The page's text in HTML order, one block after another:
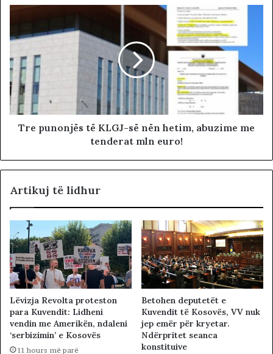
Tre punonjës të KLGJ-së nën hetim, abuzime me
tenderat mln euro!
Artikuj të lidhur
Lëvizja Revolta proteston
para Kuvendit: Lidheni
vendin me Amerikën, ndaleni
‘serbizimin’ e Kosovës
11 hours më parë
Betohen deputetët e
Kuvendit të Kosovës, VV nuk
jep emër për kryetar.
Ndërpritet seanca
konstituive